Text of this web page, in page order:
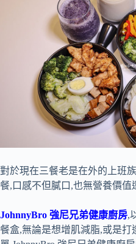
對於現在三餐老是在外的上班
餐,口感不但膩口,也無營養價值
JohnnyBro 強尼兄弟健康廚房,
餐盒,無論是想增肌減脂,或是打